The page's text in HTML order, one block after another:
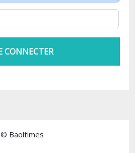
© Baoltimes